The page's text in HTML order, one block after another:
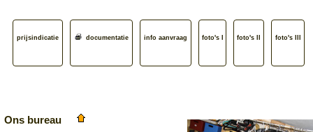
prijsindicatie documentatie info aanvraag foto's I foto's II foto's III
Ons bureau